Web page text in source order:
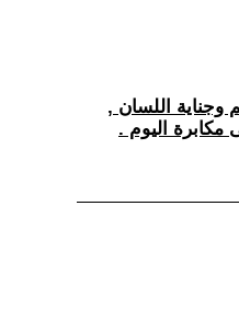
وجناية اللسان ,
اليوم .